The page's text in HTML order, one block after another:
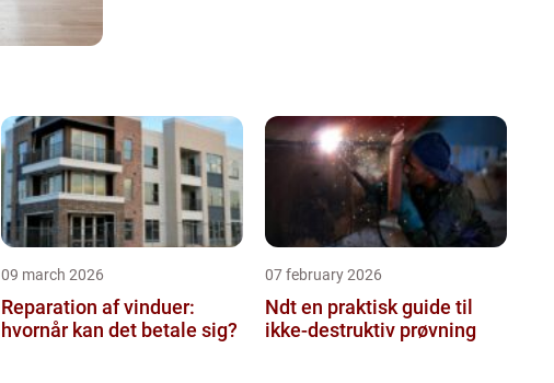
09 march 2026
Reparation af vinduer:
hvornår kan det betale sig?
07 february 2026
Ndt en praktisk guide til
ikke-destruktiv prøvning